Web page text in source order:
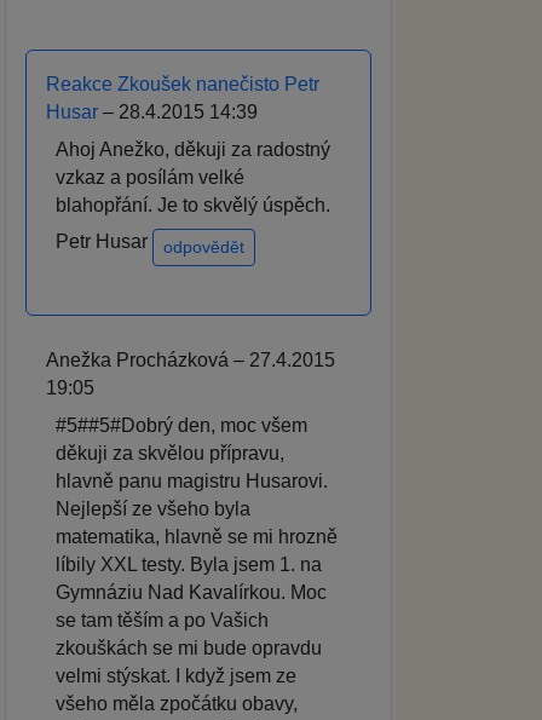
Reakce Zkoušek nanečisto Petr
Husar – 28.4.2015 14:39
Ahoj Anežko, děkuji za radostný
vzkaz a posílám velké
blahopřání. Je to skvělý úspěch.
Petr Husar
odpovědět
Anežka Procházková – 27.4.2015
19:05
#5##5#Dobrý den, moc všem
děkuji za skvělou přípravu,
hlavně panu magistru Husarovi.
Nejlepší ze všeho byla
matematika, hlavně se mi hrozně
líbily XXL testy. Byla jsem 1. na
Gymnáziu Nad Kavalírkou. Moc
se tam těším a po Vašich
zkouškách se mi bude opravdu
velmi stýskat. I když jsem ze
všeho měla zpočátku obavy,